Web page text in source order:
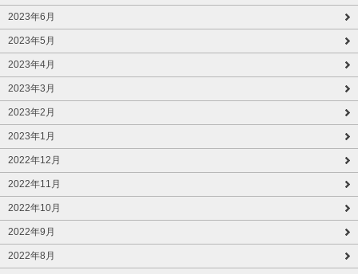
2023年6月
2023年5月
2023年4月
2023年3月
2023年2月
2023年1月
2022年12月
2022年11月
2022年10月
2022年9月
2022年8月